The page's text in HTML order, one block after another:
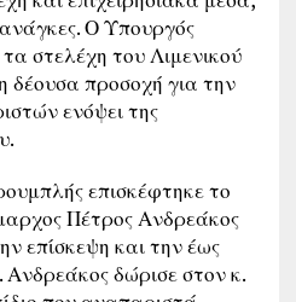
Ο Υπουργός
στελέχη του Λιμενικού
δέουσα προσοχή για την
ενόψει της
επισκέφτηκε το
Πέτρος Ανδρεάκος
επίσκεψη και την έως
δώρισε στον κ.